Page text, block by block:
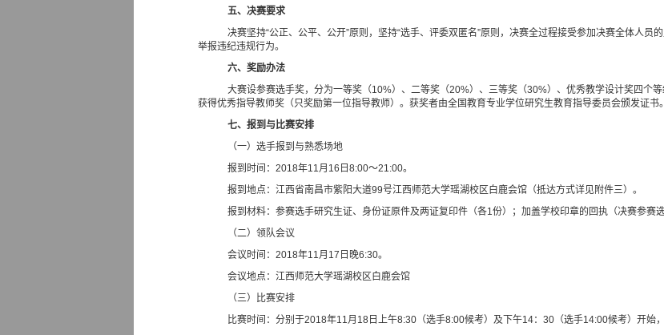
五、决赛要求
决赛坚持“公正、公平、公开”原则，坚持“选手、评委双匿名”原则，决赛全过程接受参加决赛全体人员
举报违纪违规行为。
六、奖励办法
大赛设参赛选手奖，分为一等奖（10%）、二等奖（20%）、三等奖（30%）、优秀教学设计奖四个
获得优秀指导教师奖（只奖励第一位指导教师）。获奖者由全国教育专业学位研究生教育指导委员会颁发证书。
七、报到与比赛安排
（一）选手报到与熟悉场地
报到时间：2018年11月 16 日8:00～21:00。
报到地点：江西省南昌市紫阳大道99号江西师范大学瑶湖校区白鹿会馆（抵达方式详见附件三）。
报到材料：参赛选手研究生证、身份证原件及两证复印件（各1份）；加盖学校印章的回执（决赛参赛
（二）领队会议
会议时间：2018年11月 17 日晚6:30。
会议地点：江西师范大学瑶湖校区白鹿会馆
（三）比赛安排
比赛时间：分别于2018年11月 18 日上午8:30 （选手8:00候考）及下午14：30 （选手14:00候考）开始